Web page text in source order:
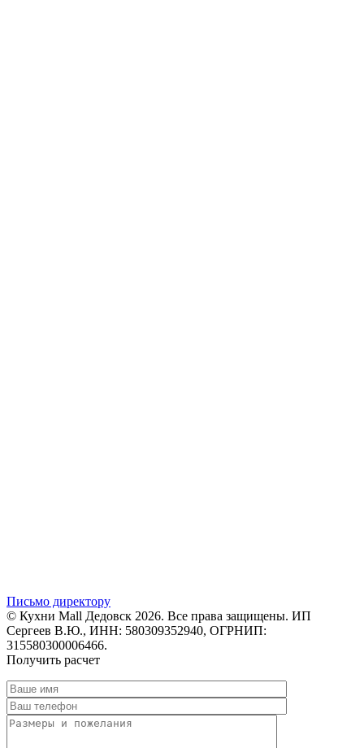
Письмо директору
© Кухни Mall Дедовск 2026. Все права защищены. ИП
Сергеев В.Ю., ИНН: 580309352940, ОГРНИП:
315580300006466.
Получить расчет